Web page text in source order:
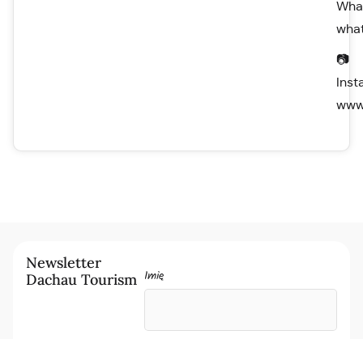
📷
Newsletter
Dachau Tourism Imię